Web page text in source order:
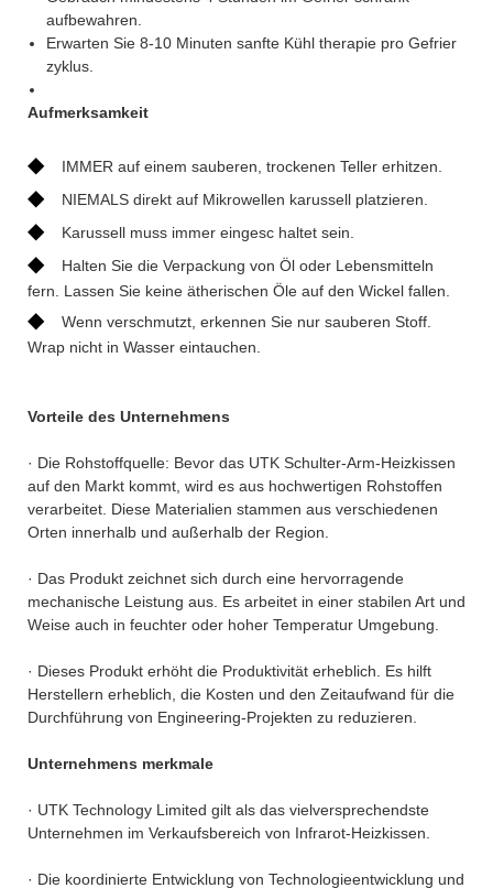
aufbewahren.
Erwarten Sie 8-10 Minuten sanfte Kühl therapie pro Gefrier
zyklus.
Aufmerksamkeit
◆ IMMER auf einem sauberen, trockenen Teller erhitzen.
◆ NIEMALS direkt auf Mikrowellen karussell platzieren.
◆ Karussell muss immer eingesc haltet sein.
◆
Halten Sie die Verpackung von Öl oder Lebensmitteln
fern. Lassen Sie keine ätherischen Öle auf den Wickel fallen.
◆
Wenn verschmutzt, erkennen Sie nur sauberen Stoff.
Wrap nicht in Wasser eintauchen.
Vorteile des Unternehmens
· Die Rohstoffquelle: Bevor das UTK Schulter-Arm-Heizkissen
auf den Markt kommt, wird es aus hochwertigen Rohstoffen
verarbeitet. Diese Materialien stammen aus verschiedenen
Orten innerhalb und außerhalb der Region.
· Das Produkt zeichnet sich durch eine hervorragende
mechanische Leistung aus. Es arbeitet in einer stabilen Art und
Weise auch in feuchter oder hoher Temperatur Umgebung.
· Dieses Produkt erhöht die Produktivität erheblich. Es hilft
Herstellern erheblich, die Kosten und den Zeitaufwand für die
Durchführung von Engineering-Projekten zu reduzieren.
Unternehmens merkmale
· UTK Technology Limited gilt als das vielversprechendste
Unternehmen im Verkaufsbereich von Infrarot-Heizkissen.
· Die koordinierte Entwicklung von Technologieentwicklung und